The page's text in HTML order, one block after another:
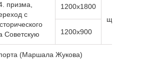
призма,
с
Советскую
1200х1800
щит н/св
1200х900
(Маршала Жукова)